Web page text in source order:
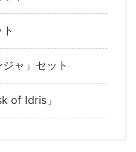
ジャ」セット
of Idris」